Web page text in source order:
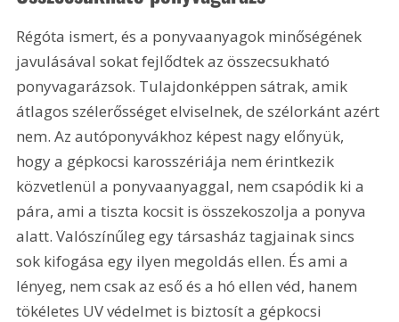
Régóta ismert, és a ponyvaanyagok minőségének
javulásával sokat fejlődtek az összecsukható
ponyvagarázsok. Tulajdonképpen sátrak, amik
átlagos szélerősséget elviselnek, de szélorkánt azért
nem. Az autóponyvákhoz képest nagy előnyük,
hogy a gépkocsi karosszériája nem érintkezik
közvetlenül a ponyvaanyaggal, nem csapódik ki a
pára, ami a tiszta kocsit is összekoszolja a ponyva
alatt. Valószínűleg egy társasház tagjainak sincs
sok kifogása egy ilyen megoldás ellen. És ami a
lényeg, nem csak az eső és a hó ellen véd, hanem
tökéletes UV védelmet is biztosít a gépkocsi